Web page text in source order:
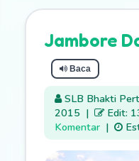
Jambore
Baca
SLB Bhakti
2015 | Edit:
Komentar |